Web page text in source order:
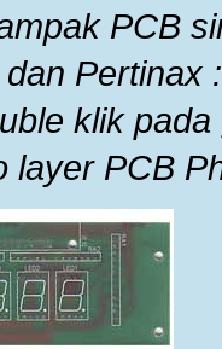
PCB
Pertinax :
klik
layer PCB